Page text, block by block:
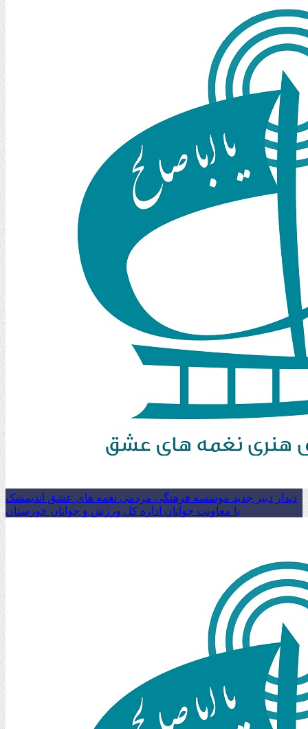
دیدار دبیر جدید موسسه فرهنگی مردمی نغمه های عشق اندیمشک
با معاونت جوانان اداره کل ورزش و جوانان خوزستان